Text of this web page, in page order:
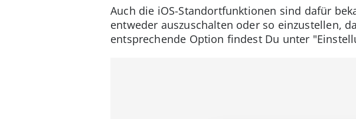
Auch die iOS-Standortfunktionen sind dafür
entweder auszuschalten oder so einzustellen,
entsprechende Option findest Du unter